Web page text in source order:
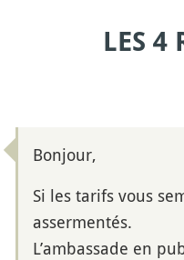
LES 4
Bonjour,
Si les tarifs vous
assermentés.
L’ambassade en